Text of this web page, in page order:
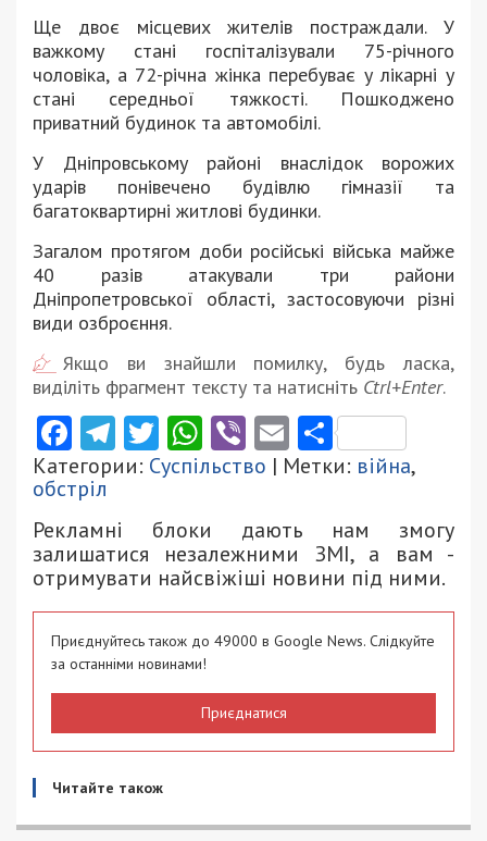
Ще двоє місцевих жителів постраждали. У
важкому стані госпіталізували 75-річного
чоловіка, а 72-річна жінка перебуває у лікарні у
стані середньої тяжкості. Пошкоджено
приватний будинок та автомобілі.
У Дніпровському районі внаслідок ворожих
ударів понівечено будівлю гімназії та
багатоквартирні житлові будинки.
Загалом протягом доби російські війська майже
40 разів атакували три райони
Дніпропетровської області, застосовуючи різні
види озброєння.
Якщо ви знайшли помилку, будь ласка,
виділіть фрагмент тексту та натисніть Ctrl+Enter.
Facebook
Telegram
Twitter
WhatsApp
ViberEmail
Категории: Суспільство | Метки: війна,
обстріл
Рекламні блоки дають нам змогу
залишатися незалежними ЗМІ, а вам -
отримувати найсвіжіші новини під ними.
Приєднуйтесь також до 49000 в Google News. Слідкуйте
за останніми новинами!
Приєднатися
Читайте також